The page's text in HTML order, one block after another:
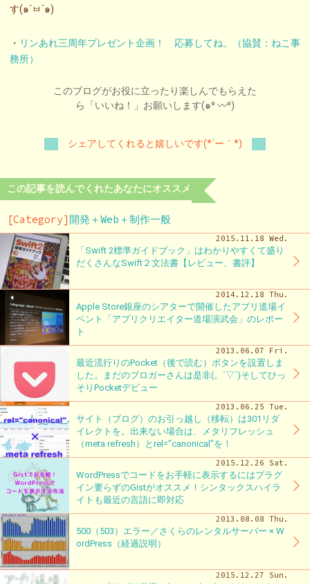
す(๑´ㅂ`๑)
・ リンあれ三周年プレゼント企画！ 応募してね。（協賛：ねこ事
務所）
このブログがお役に立ったり楽しんでもらえた
ら「いいね！」お願いします(๑⁰ 〰⁰)
シェアしてくれると嬉しいです(*´ー｀*)
この記事を読んでくれたあなたにオススメ
[Category] 開発＋Web＋制作一般
2015.11.18 Wed.
「Swift 2標準ガイドブック」はわかりやすくて盛り
だくさんなSwift２文法書【レビュー、書評】
2014.12.18 Thu.
Apple Store銀座のシアターで開催したアプリ道場イ
ベント「アプリクリエイター道場演武会」のレポー
ト
2013.06.07 Fri.
最近流行りのPocket（後で読む）ボタンを設置しま
した。まだのブロガーさんは是非(。´▽`)そしてひっ
そりPocketデビュー
2013.06.25 Tue.
サイト（ブログ）のお引っ越し（移転）は301リダ
イレクトを。出来ない場合は、メタリフレッシュ
（meta refresh）とrel=”canonical”を！
2015.12.26 Sat.
WordPressでコードをお手軽に表示するにはプラグ
イン要らずのGistがオススメ！シンタックスハイラ
イトも最近の言語に即対応
2013.08.08 Thu.
500（503）エラー／さくらのレンタルサーバー × W
ordPress（経過説明）
2015.12.27 Sun.